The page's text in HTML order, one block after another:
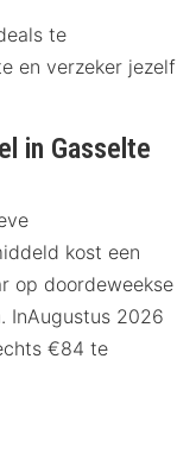
te
en verzeker jezelf
in Gasselte
kost een
op doordeweekse
InAugustus 2026
€84 te